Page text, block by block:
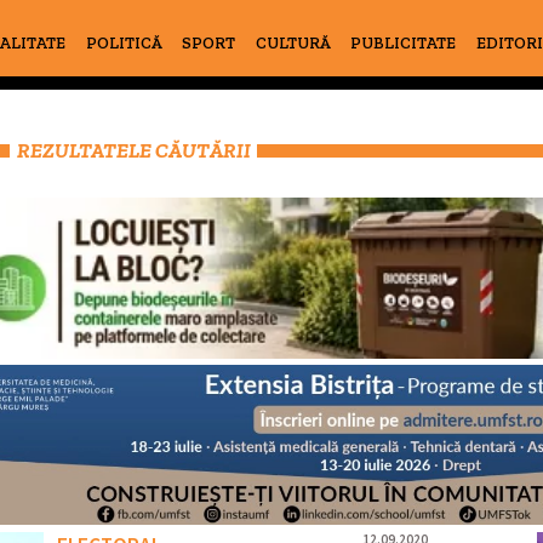
POLITICĂ SPORT CULTURĂ PUBLICITATE
REZULTATELE CĂUTĂRII
12.09.2020